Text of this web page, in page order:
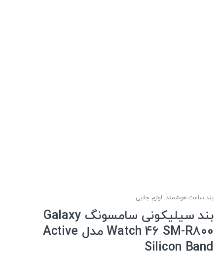
بند ساعت هوشمند, لوازم جانبی
بند سیلیکونی سامسونگ Galaxy
Watch 46 SM-R800 مدل Active
Silicon Band